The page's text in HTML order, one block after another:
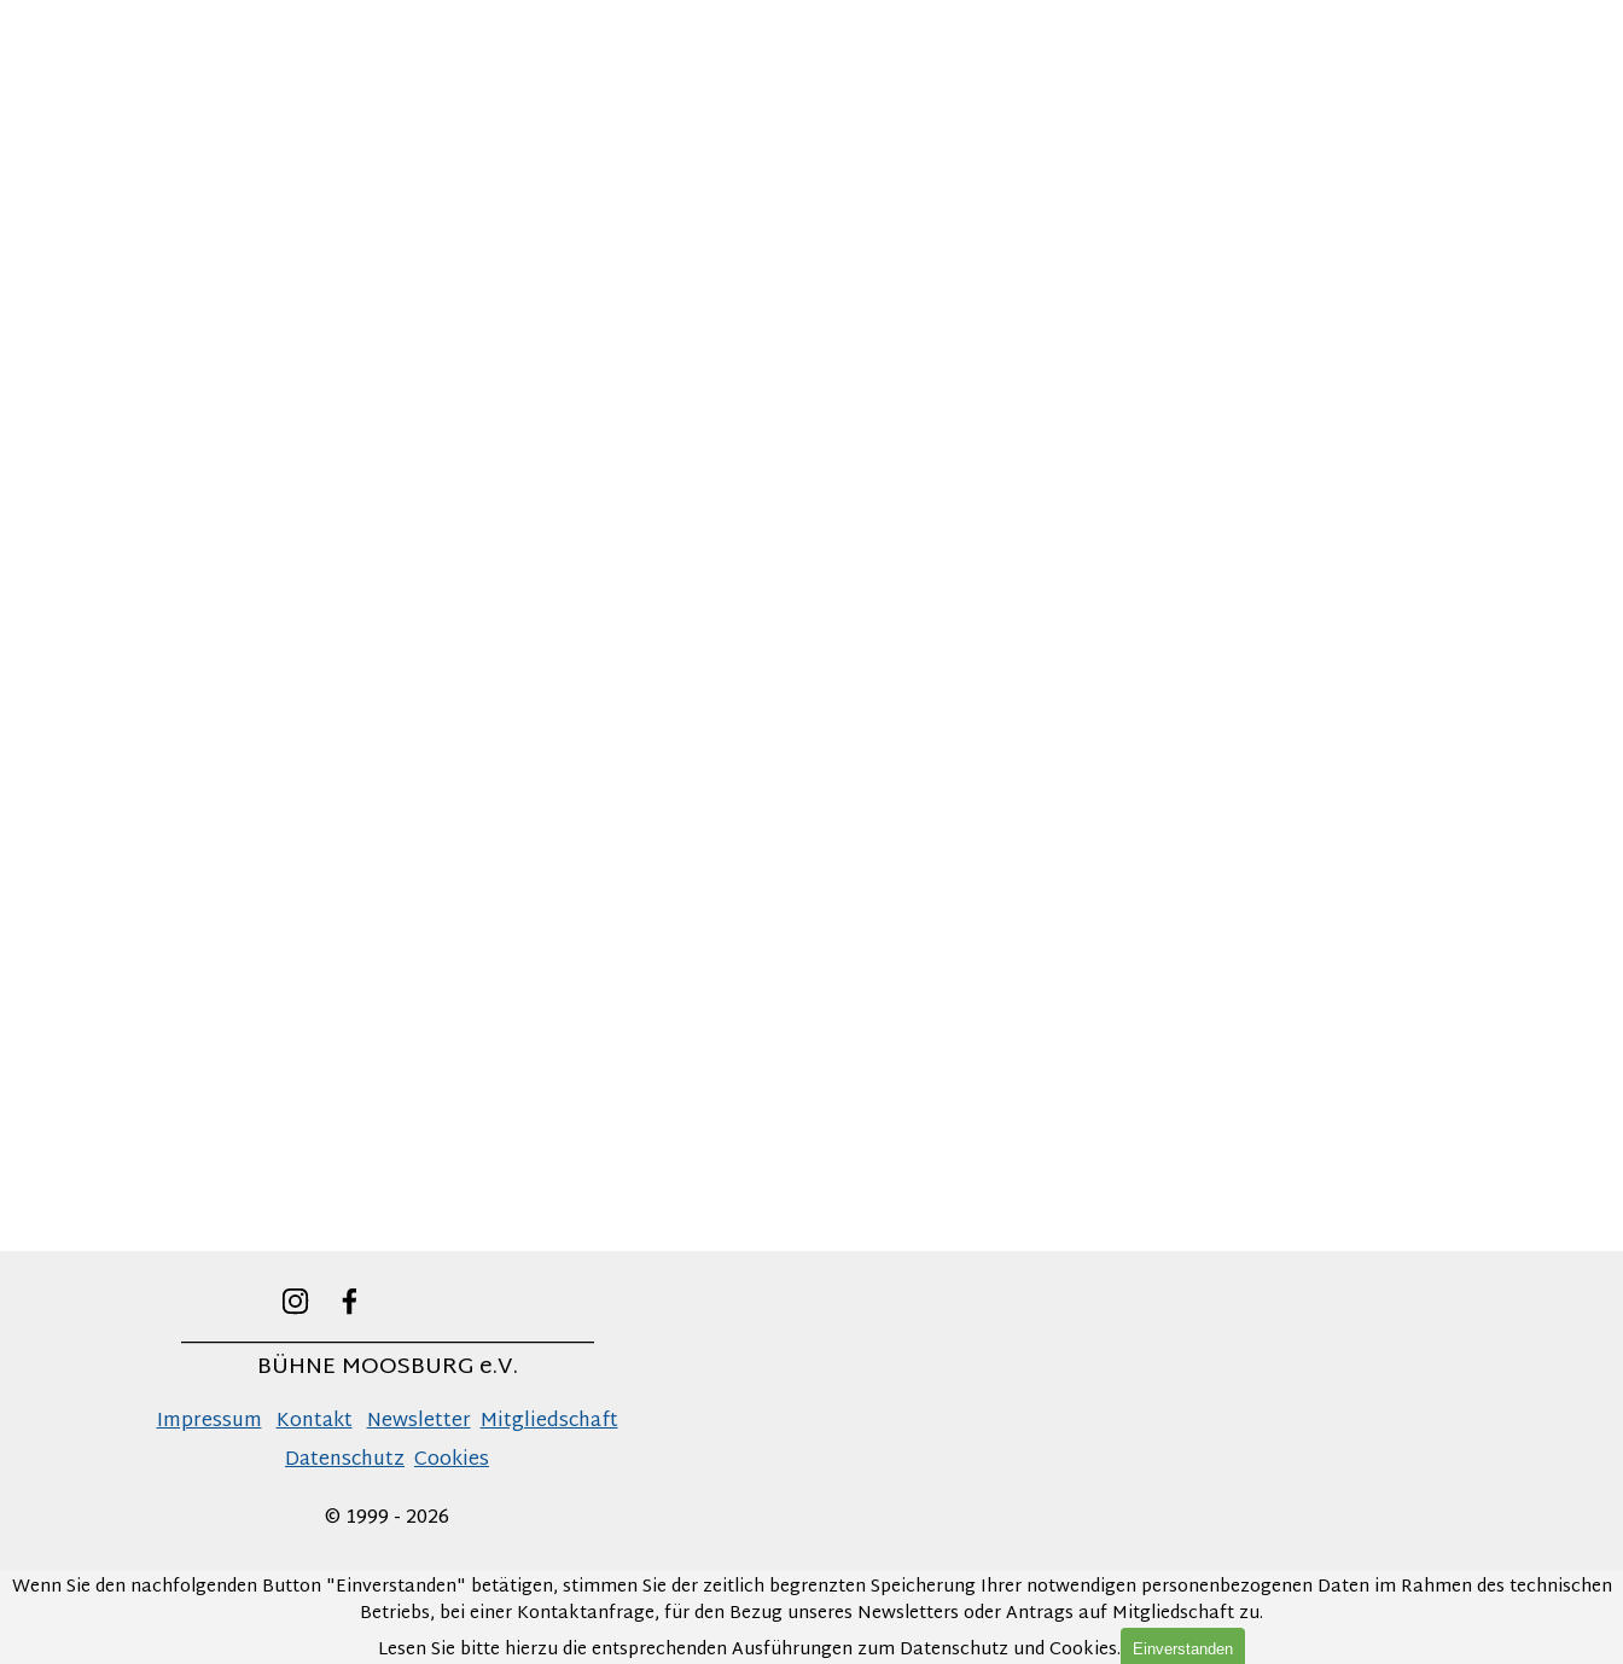
______________________________________
BÜHNE MOOSBURG e.V.
Impressum Kontakt Newsletter Mitgliedschaft
Datenschutz Cookies
© 1999 - 2026
Wenn Sie den nachfolgenden Button "Einverstanden" betätigen, stimmen Sie der zeitlich begrenzten Speicherung Ihrer notwendigen personenbezogenen Daten im Rahmen des technischen
Betriebs, bei einer Kontaktanfrage, für den Bezug unseres Newsletters oder Antrags auf Mitgliedschaft zu.
Lesen Sie bitte hierzu die entsprechenden Ausführungen zum Datenschutz und Cookies.
Einverstanden